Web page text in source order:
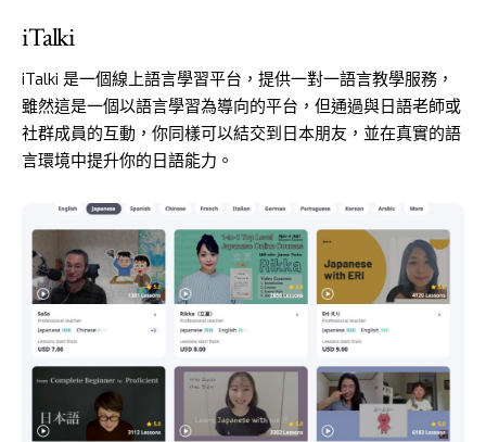
iTalki
iTalki 是一個線上語言學習平台，提供一對一語言教學服務，
雖然這是一個以語言學習為導向的平台，但通過與日語老師或
社群成員的互動，你同樣可以結交到日本朋友，並在真實的語
言環境中提升你的日語能力。